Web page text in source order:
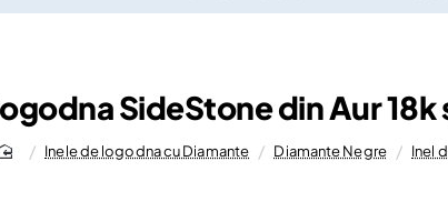
SideStone din Aur
Inele de logodna cu Diamante Diamante Negre Inel